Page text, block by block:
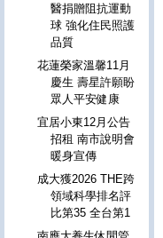
醫捐贈阻抗運動
球 強化住民照護
品質
花蓮榮家溫馨11月
慶生 壽星許願盼
眾人平安健康
宜居小東12月公告
招租 南市說明會
暖身宣傳
成大獲2026 THE跨
領域科學排名評
比第35 全台第1